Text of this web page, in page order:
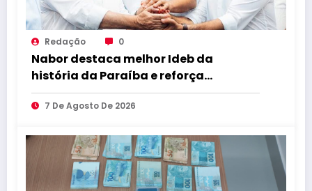
Redação 0
Nabor destaca melhor Ideb da
história da Paraíba e reforça
compromisso com educação de
qualidade
7 De Agosto De 2026